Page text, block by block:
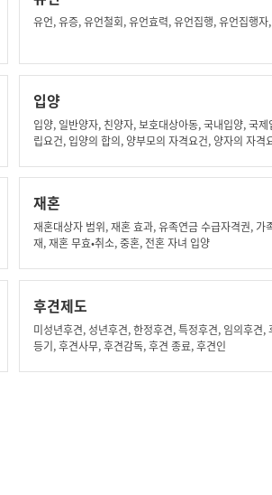
유언, 유증, 유언철회, 유언효력, 유언집행, 유언집행
입양
입양, 일반양자, 친양자, 보호대상아동, 국내입양, 국제
립요건, 입양의 합의, 양부모의 자격요건, 양자의 자격
상실, 입양아동에 관한 교육, 입양아동 인도와 보고,
고서, 가정법원의 허가, 입양의 효과, 양자의 성과 본, 입
의 취소, 파양, 협의상 파양, 재판상 파양, 양육보조금,
동보고서, 입양허가, 입양교육, 소송 절차의 승계, 입양
재혼
재혼대상자 범위, 재혼 효과, 유족연금 수급자격권, 가
재, 재혼 무효•취소, 중혼, 전혼 자녀 입양
후견제도
미성년후견, 성년후견, 한정후견, 특정후견, 임의후견,
등기, 후견사무, 후견감독, 후견 종료, 후견인